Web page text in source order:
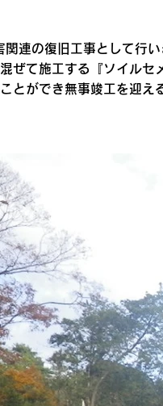
連の復旧工事として行
ぜて施工する『ソイルセ
とができ無事竣工を迎え